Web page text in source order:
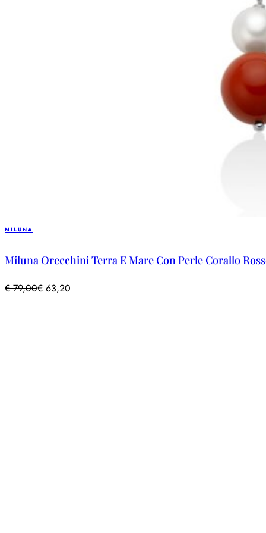
MILUNA
Miluna Orecchini Terra E Mare Con Perle Corallo
€79,00€ 63,20